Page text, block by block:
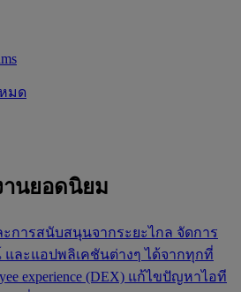
มด
นยอดนิยม
ะการสนับสนุนจากระยะไกล จัดการ
ละแอปพลิเคชันต่างๆ ได้จากทุกที่
experience (DEX) แก้ไขปัญหาไอที